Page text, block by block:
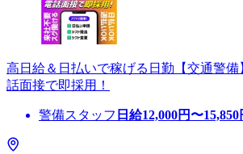
高日給＆日払いで稼げる日勤【交通警
話面接で即採用！
警備スタッフ 日給12,000円〜15,850